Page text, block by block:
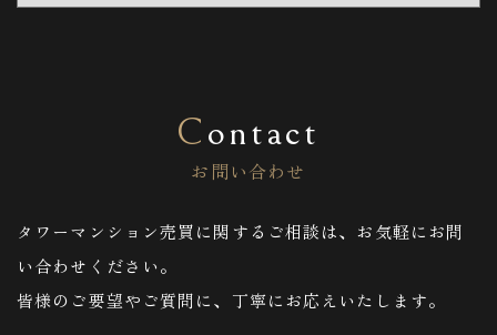
Contact
お問い合わせ
タワーマンション売買に関するご相談は、お気軽にお問
い合わせください。
皆様のご要望やご質問に、丁寧にお応えいたします。